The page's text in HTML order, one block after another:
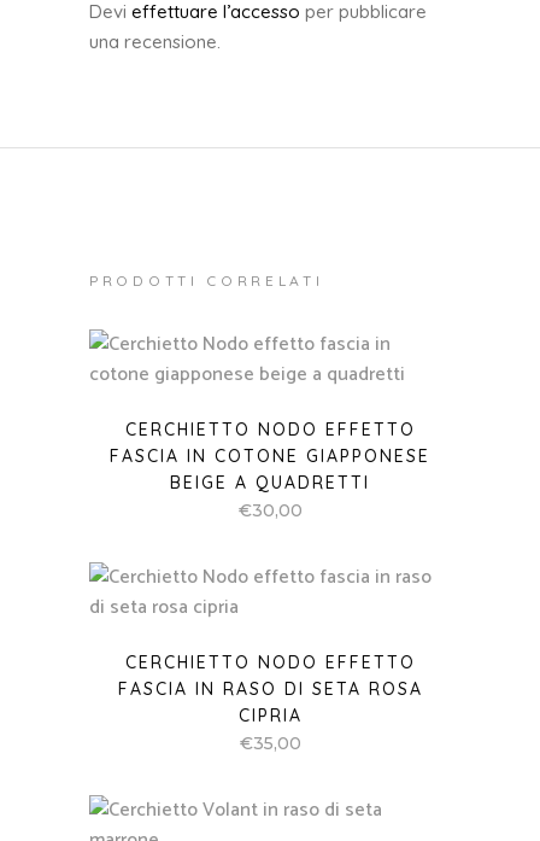
Devi effettuare l’accesso per pubblicare
una recensione.
PRODOTTI CORRELATI
CERCHIETTO NODO EFFETTO
FASCIA IN COTONE GIAPPONESE
BEIGE A QUADRETTI
€30,00
CERCHIETTO NODO EFFETTO
FASCIA IN RASO DI SETA ROSA
CIPRIA
€35,00